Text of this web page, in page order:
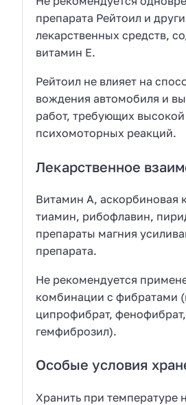
препарата Рейтоил и
лекарственных средств,
витамин Е.
Рейтоил не влияет на
вождения автомобиля и
работ, требующих
психомоторных реакций.
Лекарственное
Витамин А, аскорбиновая
тиамин, рибофлавин,
препараты магния
препарата.
Не рекомендуется
комбинации с фибратами
ципрофибрат,
гемфиброзил).
Особые условия
Хранить при температуре